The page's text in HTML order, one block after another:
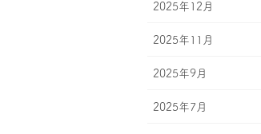
2025年12月
2025年11月
2025年9月
2025年7月